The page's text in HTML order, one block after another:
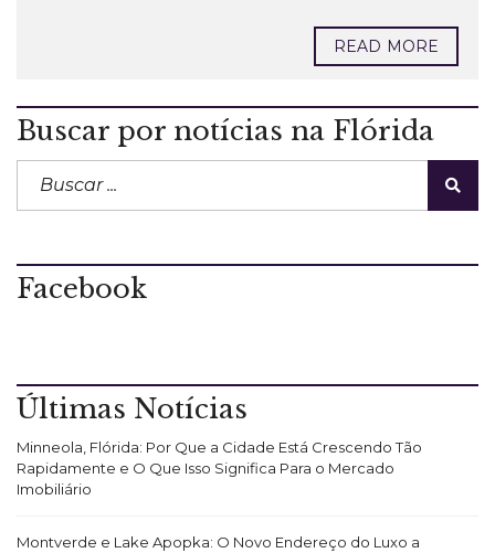
READ MORE
Buscar por notícias na Flórida
Facebook
Últimas Notícias
Minneola, Flórida: Por Que a Cidade Está Crescendo Tão
Rapidamente e O Que Isso Significa Para o Mercado
Imobiliário
Montverde e Lake Apopka: O Novo Endereço do Luxo a